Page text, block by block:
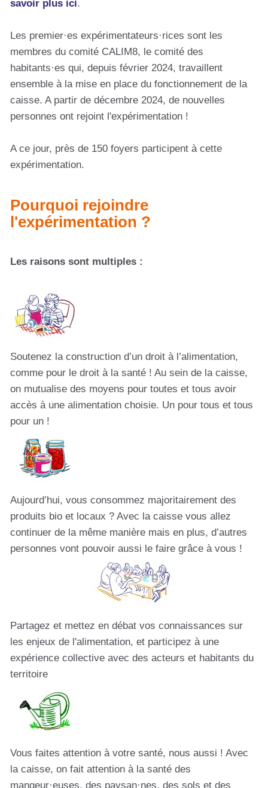
savoir plus ici.
Les premier·es expérimentateurs·rices sont les
membres du comité CALIM8, le comité des
habitants·es qui, depuis février 2024, travaillent
ensemble à la mise en place du fonctionnement de la
caisse. A partir de décembre 2024, de nouvelles
personnes ont rejoint l'expérimentation !
A ce jour, près de 150 foyers participent à cette
expérimentation.
Pourquoi rejoindre
l'expérimentation ?
Les raisons sont multiples :
Soutenez la construction d’un droit à l’alimentation,
comme pour le droit à la santé ! Au sein de la caisse,
on mutualise des moyens pour toutes et tous avoir
accès à une alimentation choisie. Un pour tous et tous
pour un !
Aujourd’hui, vous consommez majoritairement des
produits bio et locaux ? Avec la caisse vous allez
continuer de la même manière mais en plus, d’autres
personnes vont pouvoir aussi le faire grâce à vous !
Partagez et mettez en débat vos connaissances sur
les enjeux de l'alimentation, et participez à une
expérience collective avec des acteurs et habitants du
territoire
Vous faites attention à votre santé, nous aussi ! Avec
la caisse, on fait attention à la santé des
mangeur·euses, des paysan·nes, des sols et des